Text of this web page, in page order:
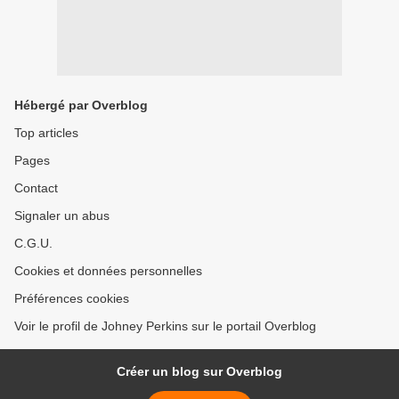
Hébergé par Overblog
Top articles
Pages
Contact
Signaler un abus
C.G.U.
Cookies et données personnelles
Préférences cookies
Voir le profil de Johney Perkins sur le portail Overblog
Créer un blog sur Overblog